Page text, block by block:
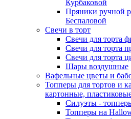
Курбаковой
Пряники ручной
Беспаловой
Свечи в торт
Свечи для торта
Свечи для торта
Свечи для торта
Шары воздушные
Вафельные цветы и
Топперы для тортов и
картонные,
Силуэты -
Топперы на